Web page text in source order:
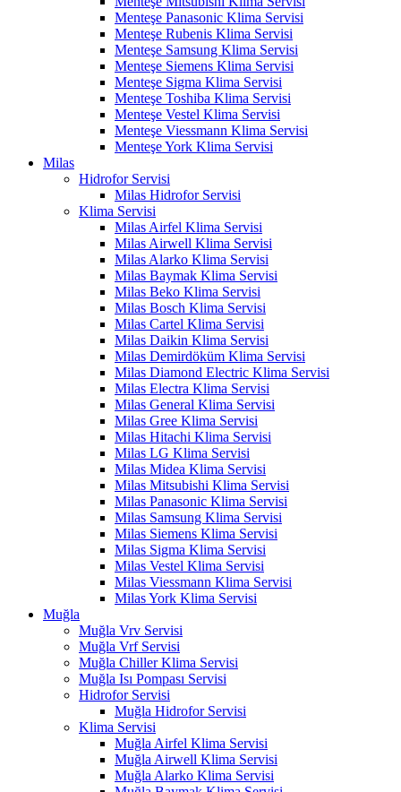
Menteşe Panasonic Klima Servisi
Menteşe Rubenis Klima Servisi
Menteşe Samsung Klima Servisi
Menteşe Siemens Klima Servisi
Menteşe Sigma Klima Servisi
Menteşe Toshiba Klima Servisi
Menteşe Vestel Klima Servisi
Menteşe Viessmann Klima Servisi
Menteşe York Klima Servisi
Milas
Hidrofor Servisi
Milas Hidrofor Servisi
Klima Servisi
Milas Airfel Klima Servisi
Milas Airwell Klima Servisi
Milas Alarko Klima Servisi
Milas Baymak Klima Servisi
Milas Beko Klima Servisi
Milas Bosch Klima Servisi
Milas Cartel Klima Servisi
Milas Daikin Klima Servisi
Milas Demirdöküm Klima Servisi
Milas Diamond Electric Klima Servisi
Milas Electra Klima Servisi
Milas General Klima Servisi
Milas Gree Klima Servisi
Milas Hitachi Klima Servisi
Milas LG Klima Servisi
Milas Midea Klima Servisi
Milas Mitsubishi Klima Servisi
Milas Panasonic Klima Servisi
Milas Samsung Klima Servisi
Milas Siemens Klima Servisi
Milas Sigma Klima Servisi
Milas Vestel Klima Servisi
Milas Viessmann Klima Servisi
Milas York Klima Servisi
Muğla
Muğla Vrv Servisi
Muğla Vrf Servisi
Muğla Chiller Klima Servisi
Muğla Isı Pompası Servisi
Hidrofor Servisi
Muğla Hidrofor Servisi
Klima Servisi
Muğla Airfel Klima Servisi
Muğla Airwell Klima Servisi
Muğla Alarko Klima Servisi